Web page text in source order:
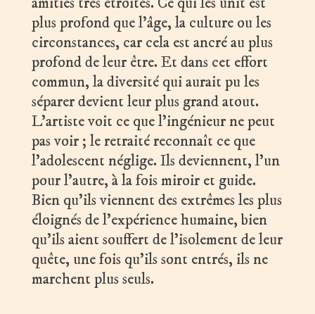
plus profond que l’âge, la culture ou les
circonstances, car cela est ancré au plus
profond de leur être. Et dans cet effort
commun, la diversité qui aurait pu les
séparer devient leur plus grand atout.
L’artiste voit ce que l’ingénieur ne peut
pas voir ; le retraité reconnaît ce que
l’adolescent néglige. Ils deviennent, l’un
pour l’autre, à la fois miroir et guide.
Bien qu’ils viennent des extrêmes les plus
éloignés de l’expérience humaine, bien
qu’ils aient souffert de l’isolement de leur
quête, une fois qu’ils sont entrés, ils ne
marchent plus seuls.